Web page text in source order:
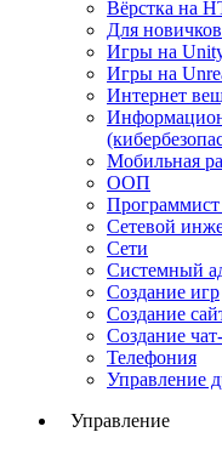
Вёрстка на
Для новичков
Игры на
Игры на
Интернет
Мобильная
ООП
Сетевой
Сети
Системный
Создание игр
Создание
Создание
Телефония
Управление
Управление